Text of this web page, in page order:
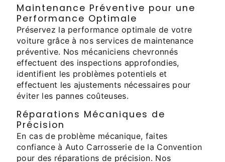
Maintenance Préventive pour une
Performance Optimale
Préservez la performance optimale de votre
voiture grâce à nos services de maintenance
préventive. Nos mécaniciens chevronnés
effectuent des inspections approfondies,
identifient les problèmes potentiels et
effectuent les ajustements nécessaires pour
éviter les pannes coûteuses.
Réparations Mécaniques de
Précision
En cas de problème mécanique, faites
confiance à Auto Carrosserie de la Convention
pour des réparations de précision. Nos